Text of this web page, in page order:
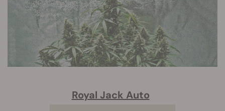
Royal Jack Auto